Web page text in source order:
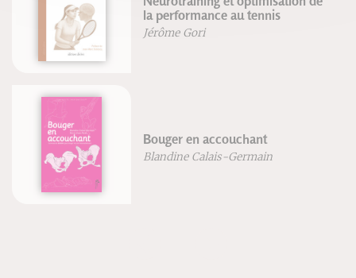
la performance au tennis
Jérôme Gori
Bouger en accouchant
Blandine Calais-Germain